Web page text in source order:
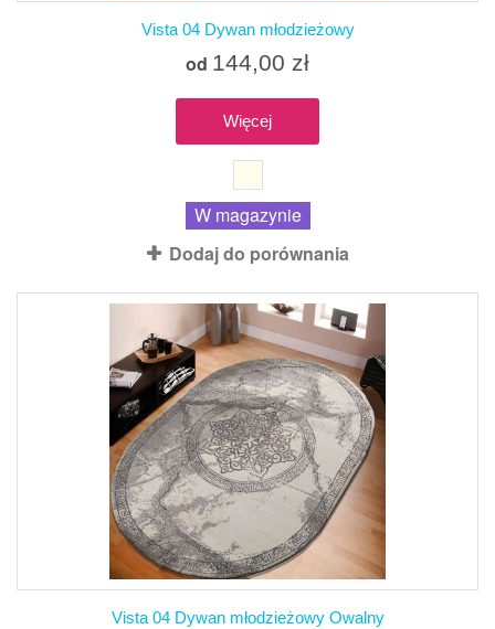
Vista 04 Dywan młodzieżowy
od 144,00 zł
Więcej
W magazynie
Dodaj do porównania
Vista 04 Dywan młodzieżowy Owalny